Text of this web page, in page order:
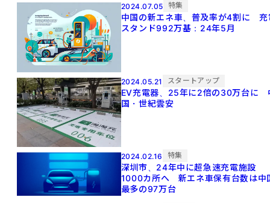
2024.07.05 特集
中国の新エネ車、普及率が4割に 充
スタンド992万基：24年5月
2024.05.21 スタートアップ
EV充電器、25年に2倍の30万台に
国・世紀雲安
2024.02.16 特集
深圳市、24年中に超急速充電施設
1000カ所へ 新エネ車保有台数は中
最多の97万台